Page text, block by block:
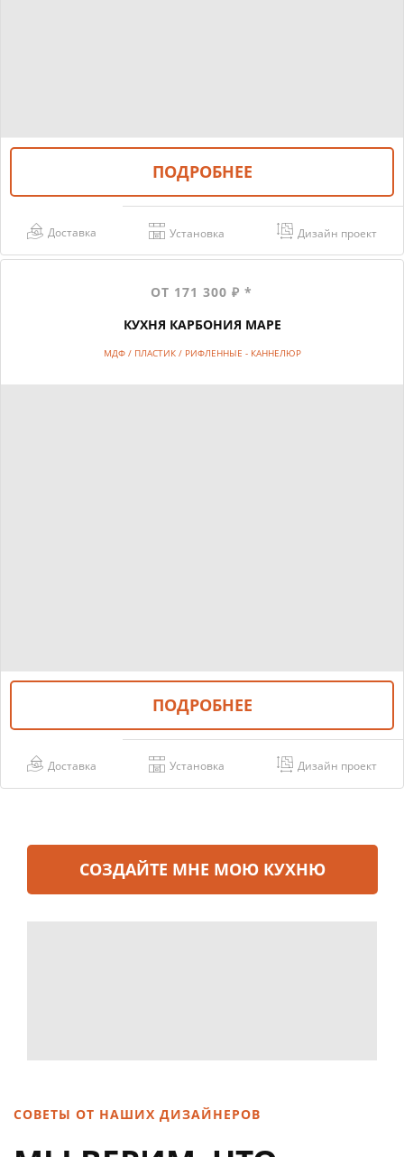
ПОДРОБНЕЕ
Доставка Установка Дизайн проект
ОТ 171 300 ₽ *
КУХНЯ КАРБОНИЯ МАРЕ
МДФ / ПЛАСТИК / РИФЛЕННЫЕ - КАННЕЛЮР
ПОДРОБНЕЕ
Доставка Установка Дизайн проект
СОЗДАЙТЕ МНЕ МОЮ КУХНЮ
СОВЕТЫ ОТ НАШИХ ДИЗАЙНЕРОВ